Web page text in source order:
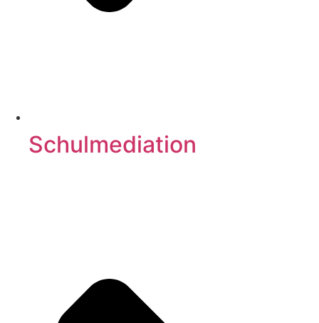
Schulmediation